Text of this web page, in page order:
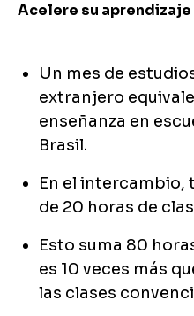
Acelere su aprendizaje
Un mes de
extranjero
enseñanza en
Brasil.
En el intercambio,
de 20 horas de
Esto suma 80
es 10 veces más
las clases